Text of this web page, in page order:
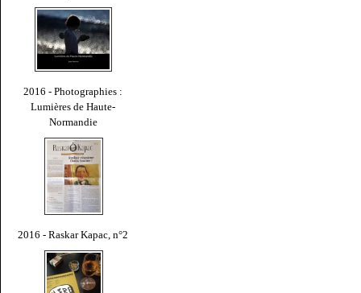
2016 - Photographies :
Lumières de Haute-
Normandie
2016 - Raskar Kapac, n°2